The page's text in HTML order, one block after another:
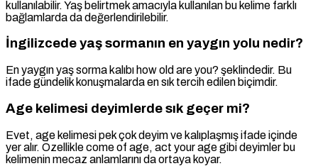
kullanılabilir. Yaş belirtmek amacıyla kullanılan bu kelime farklı
bağlamlarda da değerlendirilebilir.
İngilizcede yaş sormanın en yaygın yolu nedir?
En yaygın yaş sorma kalıbı how old are you? şeklindedir. Bu
ifade gündelik konuşmalarda en sık tercih edilen biçimdir.
Age kelimesi deyimlerde sık geçer mi?
Evet, age kelimesi pek çok deyim ve kalıplaşmış ifade içinde
yer alır. Özellikle come of age, act your age gibi deyimler bu
kelimenin mecaz anlamlarını da ortaya koyar.